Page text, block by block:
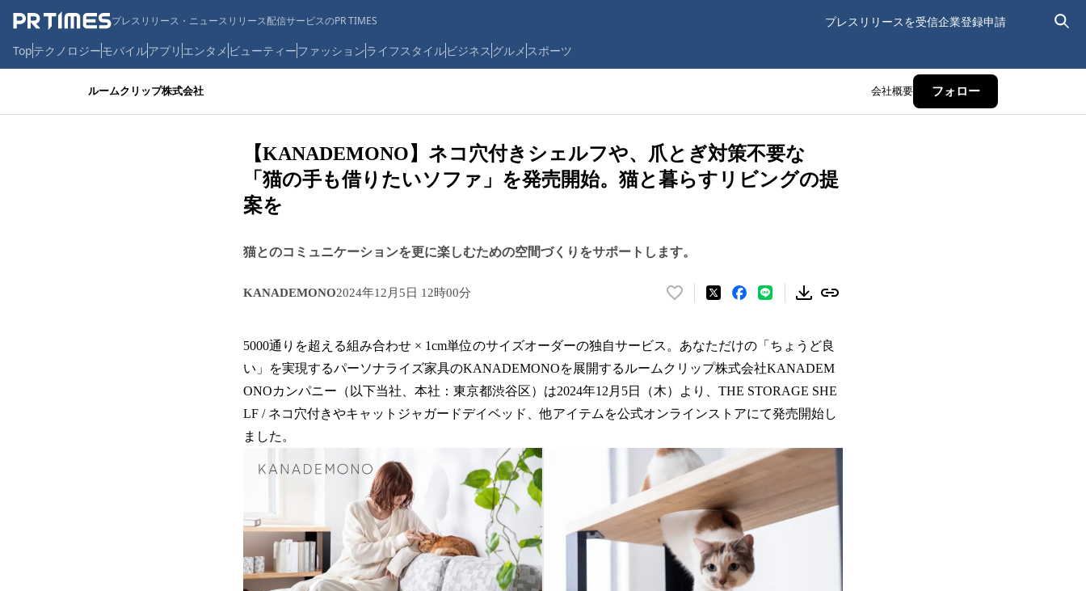
プレスリリース・ニュースリリース配信サービスのPR TIMES プレスリリースを受信企業登録申請
Topテクノロジーモバイルアプリ エンタメ ビューティーファッションライフスタイルビジネス グルメ スポーツ
ルームクリップ株式会社 会社概要 フォロー
【KANADEMONO】ネコ穴付きシェルフや、爪とぎ対策不要な
「猫の手も借りたいソファ」を発売開始。猫と暮らすリビングの提
案を
猫とのコミュニケーションを更に楽しむための空間づくりをサポートします。
KANADEMONO2024年12月5日 12時00分
い
！
数
を
読
み
み
中
で
す
5000通りを超える組み合わせ × 1cm単位のサイズオーダーの独自サービス。あなただけの「ちょうど良
い」を実現するパーソナライズ家具のKANADEMONOを展開するルームクリップ株式会社KANADEM
ONOカンパニー（以下当社、本社：東京都渋谷区）は2024年12月5日（木）より、THE STORAGE SHE
LF / ネコ穴付きやキャットジャガードデイベッド、他アイテムを公式オンラインストアにて発売開始し
ました。